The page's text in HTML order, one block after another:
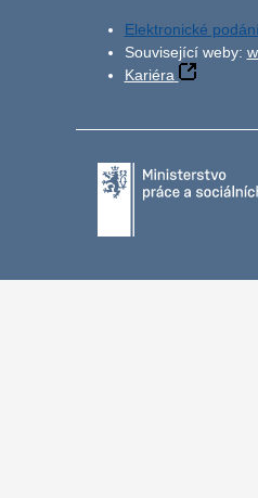
Elektronické
Související weby:
Kariéra